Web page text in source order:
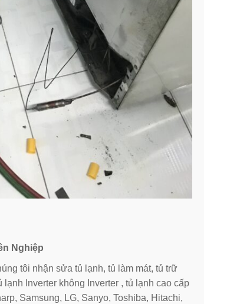
Nghiệp
tôi nhận sửa tủ lạnh, tủ làm mát, tủ trữ
Inverter không Inverter , tủ lạnh cao cấp
Samsung, LG, Sanyo, Toshiba, Hitachi,